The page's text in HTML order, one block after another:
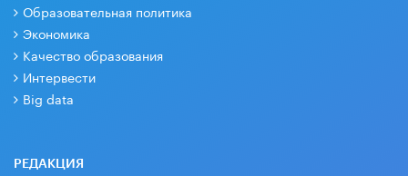
Образовательная политика
Экономика
Качество образования
Интервести
Big data
РЕДАКЦИЯ